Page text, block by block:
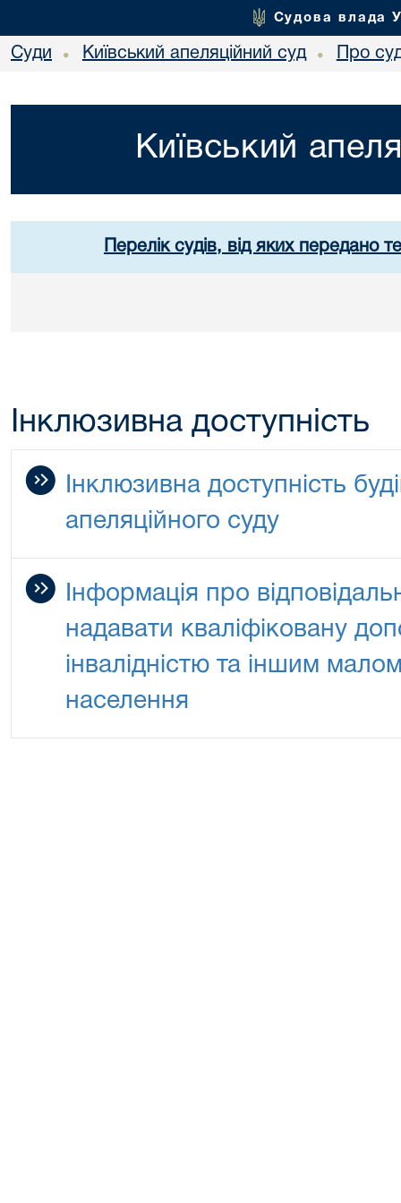
Судова влада
Суди • Київський апеляційний суд • Про
Київський
Перелік судів, від яких передано
Інклюзивна доступність
Інклюзивна доступність
апеляційного суду
Інформація про
надавати кваліфіковану
інвалідністю та іншим
населення